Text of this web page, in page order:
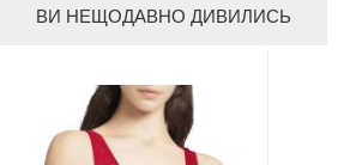
ВИ НЕЩОДАВНО ДИВИЛИСЬ